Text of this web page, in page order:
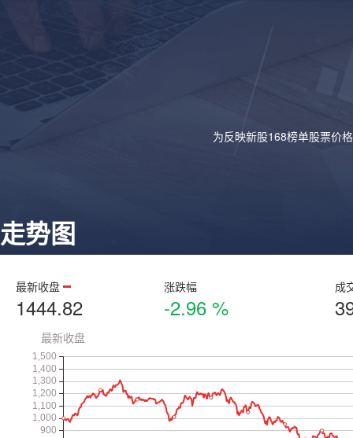
为反映新股168榜单股票价
走势图
最新收盘
1444.82
涨跌幅
-2.96 %
成